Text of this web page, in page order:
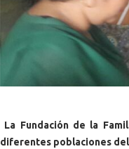
La Fundación de la
diferentes poblaciones